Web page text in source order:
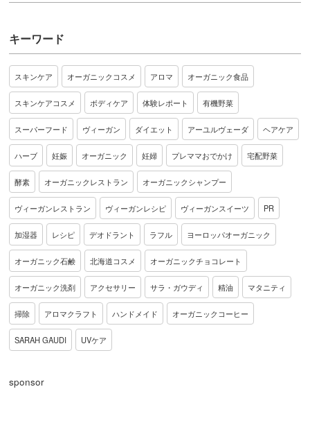
キーワード
スキンケア オーガニックコスメ アロマ オーガニック食品
スキンケアコスメ ボディケア 体験レポート 有機野菜
スーパーフード ヴィーガン ダイエット アーユルヴェーダ ヘアケア
ハーブ 妊娠 オーガニック 妊婦 プレママおでかけ 宅配野菜
酵素 オーガニックレストラン オーガニックシャンプー
ヴィーガンレストラン ヴィーガンレシピ ヴィーガンスイーツ PR
加湿器 レシピ デオドラント ラフル ヨーロッパオーガニック
オーガニック石鹸 北海道コスメ オーガニックチョコレート
オーガニック洗剤 アクセサリー サラ・ガウディ 精油 マタニティ
掃除 アロマクラフト ハンドメイド オーガニックコーヒー
SARAH GAUDI UVケア
sponsor